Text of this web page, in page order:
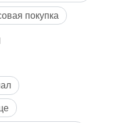
современным
кровельные
нормам и
и
покупка